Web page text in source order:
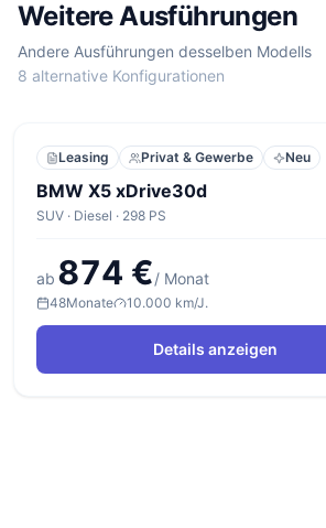
Weitere Ausführungen
Andere Ausführungen desselben Modells
8 alternative Konfigurationen
Leasing Privat & Gewerbe Neu
BMW X5 xDrive30d
SUV · Diesel · 298 PS
ab 874 €/ Monat
48Monate 10.000 km/J.
Details anzeigen